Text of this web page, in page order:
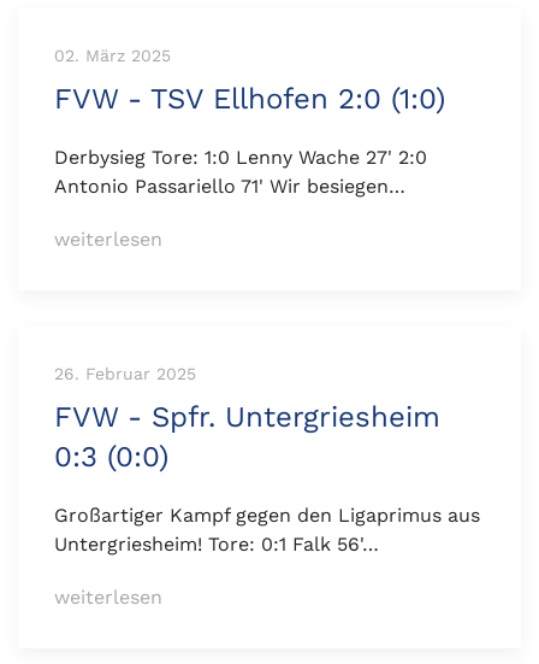
02. März 2025
FVW - TSV Ellhofen 2:0 (1:0)
Derbysieg Tore: 1:0 Lenny Wache 27' 2:0
Antonio Passariello 71' Wir besiegen…
weiterlesen
26. Februar 2025
FVW - Spfr. Untergriesheim
0:3 (0:0)
Großartiger Kampf gegen den Ligaprimus aus
Untergriesheim! Tore: 0:1 Falk 56'…
weiterlesen